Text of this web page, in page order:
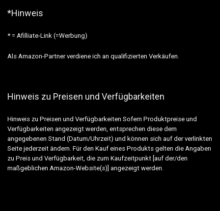
*Hinweis
* = Afilliate-Link (=Werbung)
Als Amazon-Partner verdiene ich an qualifizierten Verkäufen.
Hinweis zu Preisen und Verfügbarkeiten
Hinweis zu Preisen und Verfügbarkeiten Sofern Produktpreise und
Verfügbarkeiten angezeigt werden, entsprechen diese dem
angegebenen Stand (Datum/Uhrzeit) und können sich auf der verlinkten
Seite jederzeit ändern. Für den Kauf eines Produkts gelten die Angaben
zu Preis und Verfügbarkeit, die zum Kaufzeitpunkt [auf der/den
maßgeblichen Amazon-Website(s)] angezeigt werden.